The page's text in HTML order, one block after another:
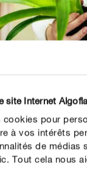
site Internet
pour
à vos intérêts
de médias
Tout cela nous
pot
son ancien pot.